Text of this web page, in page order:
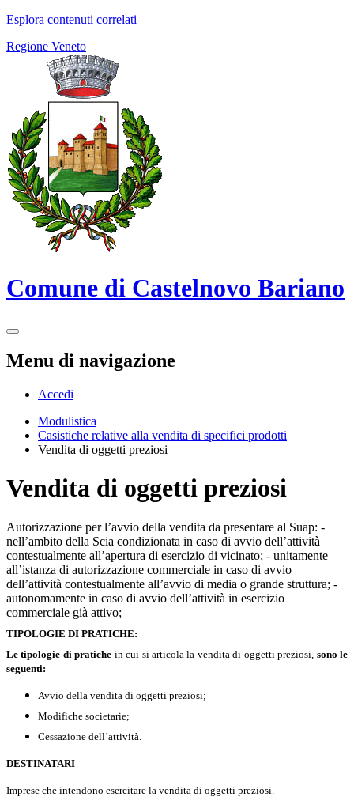
Esplora contenuti correlati
Regione Veneto
Comune di Castelnovo Bariano
Menu di navigazione
Accedi
Modulistica
Casistiche relative alla vendita di specifici prodotti
Vendita di oggetti preziosi
Vendita di oggetti preziosi
Autorizzazione per l’avvio della vendita da presentare al Suap: -
nell’ambito della Scia condizionata in caso di avvio dell’attività
contestualmente all’apertura di esercizio di vicinato; - unitamente
all’istanza di autorizzazione commerciale in caso di avvio
dell’attività contestualmente all’avvio di media o grande struttura; -
autonomamente in caso di avvio dell’attività in esercizio
commerciale già attivo;
TIPOLOGIE DI PRATICHE:
Le tipologie di pratiche in cui si articola la vendita di oggetti preziosi, sono le
seguenti:
Avvio della vendita di oggetti preziosi;
Modifiche societarie;
Cessazione dell’attività.
DESTINATARI
Imprese che intendono esercitare la vendita di oggetti preziosi.